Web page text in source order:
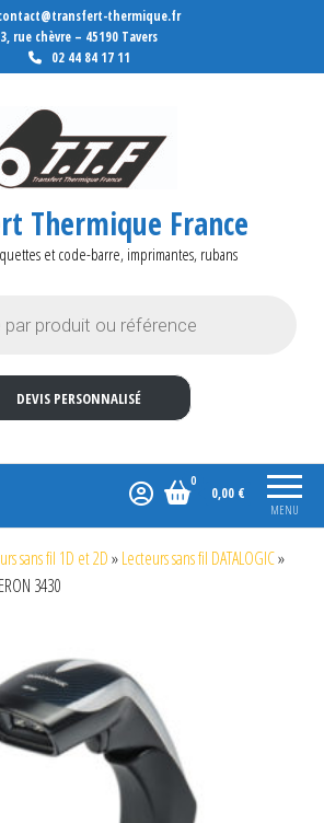
thermique.fr
3, rue chèvre – 45190 Tavers
02 44 84 17 11
Thermique France
et code-barre, imprimantes, rubans
DEVIS PERSONNALISÉ
MENU
0
0,00 €
sans fil 1D et 2D»Lecteurs sans fil DATALOGIC»
3430